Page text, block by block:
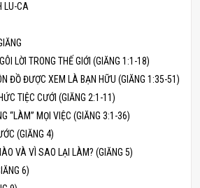
LU-CA
LỜI TRONG THẾ GIỚI (GIĂNG 1:1-18)
ĐỒ ĐƯỢC XEM LÀ BẠN HỮU (GIĂNG 1:35-51)
TIỆC CƯỚI (GIĂNG 2:1-11)
“LÀM” MỌI VIỆC (GIĂNG 3:1-36)
(GIĂNG 4)
VÀ VÌ SAO LẠI LÀM? (GIĂNG 5)
6)